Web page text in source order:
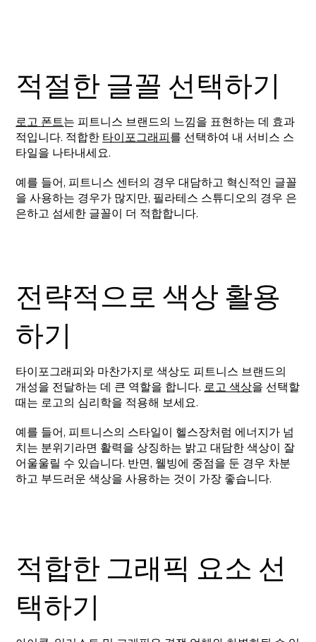
적절한 글꼴 선택하기
로고 폰트는 피트니스 브랜드의 느낌을 표현하는 데 효과
적입니다. 적합한 타이포그래피를 선택하여 내 서비스 스
타일을 나타내세요.
예를 들어, 피트니스 센터의 경우 대담하고 혁신적인 글꼴
을 사용하는 경우가 많지만, 필라테스 스튜디오의 경우 은
은하고 섬세한 글꼴이 더 적합합니다.
전략적으로 색상 활용
하기
타이포그래피와 마찬가지로 색상도 피트니스 브랜드의
개성을 전달하는 데 큰 역할을 합니다. 로고 색상을 선택할
때는 로고의 심리학을 적용해 보세요.
예를 들어, 피트니스의 스타일이 헬스장처럼 에너지가 넘
치는 분위기라면 활력을 상징하는 밝고 대담한 색상이 잘
어울울릴 수 있습니다. 반면, 웰빙에 중점을 둔 경우 차분
하고 부드러운 색상을 사용하는 것이 가장 좋습니다.
적합한 그래픽 요소 선
택하기